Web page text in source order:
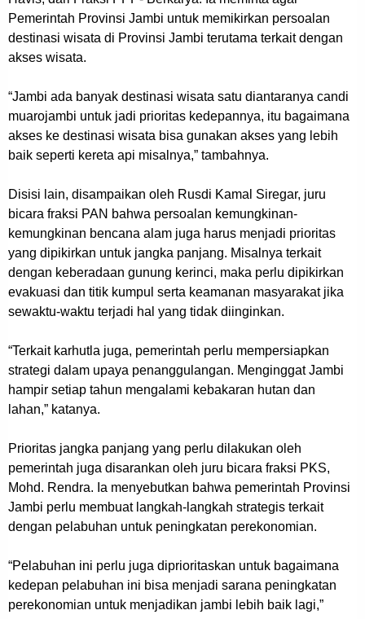
Pemerintah Provinsi Jambi untuk memikirkan persoalan
destinasi wisata di Provinsi Jambi terutama terkait dengan
akses wisata.
“Jambi ada banyak destinasi wisata satu diantaranya candi
muarojambi untuk jadi prioritas kedepannya, itu bagaimana
akses ke destinasi wisata bisa gunakan akses yang lebih
baik seperti kereta api misalnya,” tambahnya.
Disisi lain, disampaikan oleh Rusdi Kamal Siregar, juru
bicara fraksi PAN bahwa persoalan kemungkinan-
kemungkinan bencana alam juga harus menjadi prioritas
yang dipikirkan untuk jangka panjang. Misalnya terkait
dengan keberadaan gunung kerinci, maka perlu dipikirkan
evakuasi dan titik kumpul serta keamanan masyarakat jika
sewaktu-waktu terjadi hal yang tidak diinginkan.
“Terkait karhutla juga, pemerintah perlu mempersiapkan
strategi dalam upaya penanggulangan. Menginggat Jambi
hampir setiap tahun mengalami kebakaran hutan dan
lahan,” katanya.
Prioritas jangka panjang yang perlu dilakukan oleh
pemerintah juga disarankan oleh juru bicara fraksi PKS,
Mohd. Rendra. Ia menyebutkan bahwa pemerintah Provinsi
Jambi perlu membuat langkah-langkah strategis terkait
dengan pelabuhan untuk peningkatan perekonomian.
“Pelabuhan ini perlu juga diprioritaskan untuk bagaimana
kedepan pelabuhan ini bisa menjadi sarana peningkatan
perekonomian untuk menjadikan jambi lebih baik lagi,”